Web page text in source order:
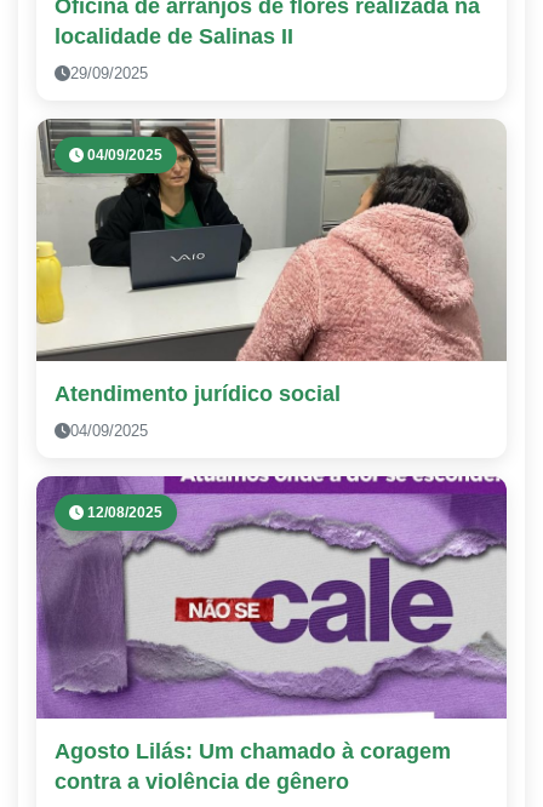
Oficina de arranjos de flores realizada na
localidade de Salinas II
29/09/2025
04/09/2025
Atendimento jurídico social
04/09/2025
12/08/2025
Agosto Lilás: Um chamado à coragem
contra a violência de gênero